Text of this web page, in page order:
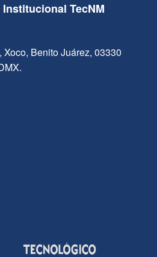
TecNM
Benito Juárez, 03330